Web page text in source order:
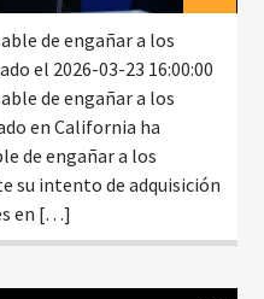
de engañar a los
el 2026-03-23 16:00:00
de engañar a los
en California ha
de engañar a los
su intento de adquisición
en […]